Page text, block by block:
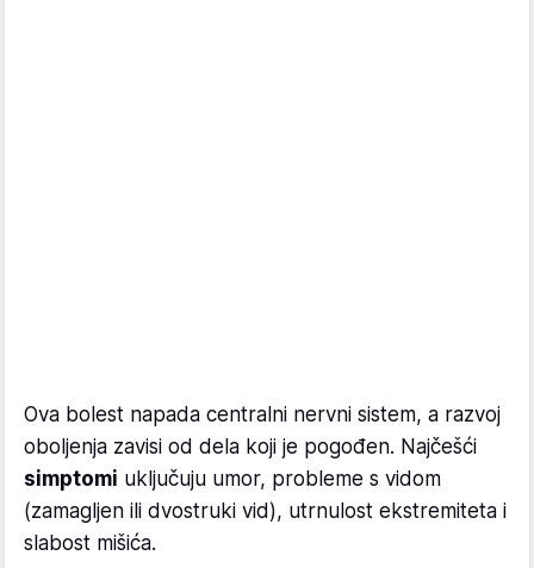
Ova bolest napada centralni nervni sistem, a razvoj
oboljenja zavisi od dela koji je pogođen. Najčešći
simptomi uključuju umor, probleme s vidom
(zamagljen ili dvostruki vid), utrnulost ekstremiteta i
slabost mišića.